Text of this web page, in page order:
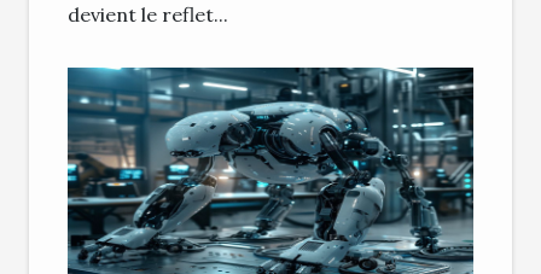
devient le reflet...